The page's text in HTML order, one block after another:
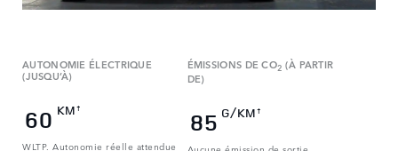
AUTONOMIE ÉLECTRIQUE
(JUSQU’À)
60 KM†
WLTP. Autonomie réelle attendue
ÉMISSIONS DE CO2 (À PARTIR
DE)
85 G/KM†
Aucune émission de sortie